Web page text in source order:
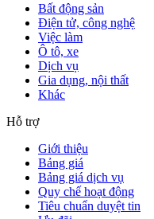
Bất động sản
Điện tử, công nghệ
Việc làm
Ô tô, xe
Dịch vụ
Gia dụng, nội thất
Khác
Hỗ trợ
Giới thiệu
Bảng giá
Bảng giá dịch vụ
Quy chế hoạt động
Tiêu chuẩn duyệt tin